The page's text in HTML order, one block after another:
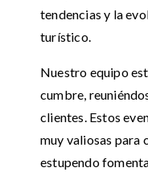
tendencias y la
turístico.
Nuestro equipo
cumbre,
clientes. Estos
muy valiosas para
estupendo